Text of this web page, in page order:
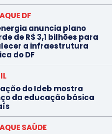
DF
anuncia plano
de R$ 3,1 bilhões para
a infraestrutura
do DF
do Ideb mostra
da educação básica
SAÚDE